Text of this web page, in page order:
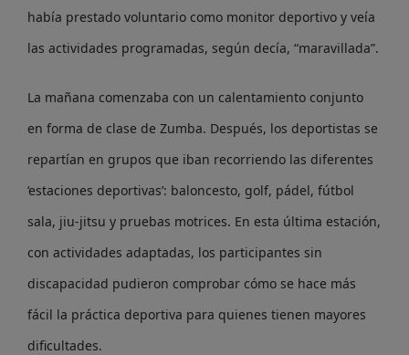
había prestado voluntario como monitor deportivo y veía
las actividades programadas, según decía, “maravillada”.
La mañana comenzaba con un calentamiento conjunto
en forma de clase de Zumba. Después, los deportistas se
repartían en grupos que iban recorriendo las diferentes
‘estaciones deportivas’: baloncesto, golf, pádel, fútbol
sala, jiu-jitsu y pruebas motrices. En esta última estación,
con actividades adaptadas, los participantes sin
discapacidad pudieron comprobar cómo se hace más
fácil la práctica deportiva para quienes tienen mayores
dificultades.